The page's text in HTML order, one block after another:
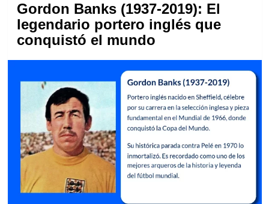
Gordon Banks (1937-2019): El
legendario portero inglés que
conquistó el mundo